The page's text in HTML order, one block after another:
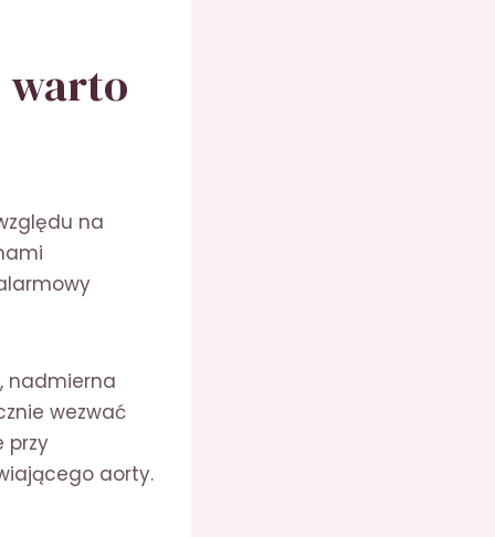
warto
na
nadmierna
wezwać
przy
aorty.